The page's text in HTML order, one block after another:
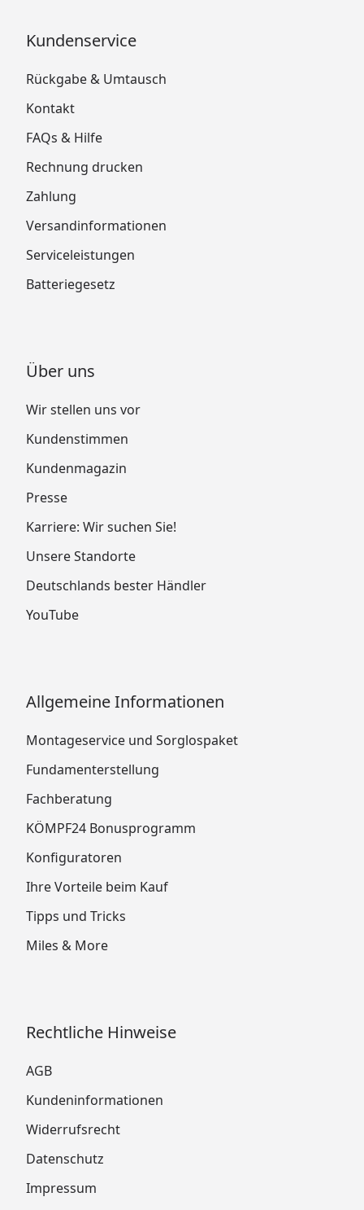
Kundenservice
Rückgabe & Umtausch
Kontakt
FAQs & Hilfe
Rechnung drucken
Zahlung
Versandinformationen
Serviceleistungen
Batteriegesetz
Über uns
Wir stellen uns vor
Kundenstimmen
Kundenmagazin
Presse
Karriere: Wir suchen Sie!
Unsere Standorte
Deutschlands bester Händler
YouTube
Allgemeine Informationen
Montageservice und Sorglospaket
Fundamenterstellung
Fachberatung
KÖMPF24 Bonusprogramm
Konfiguratoren
Ihre Vorteile beim Kauf
Tipps und Tricks
Miles & More
Rechtliche Hinweise
AGB
Kundeninformationen
Widerrufsrecht
Datenschutz
Impressum